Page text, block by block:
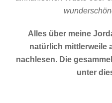
Alles über meine
natürlich mittlerweile
nachlesen. Die
unter